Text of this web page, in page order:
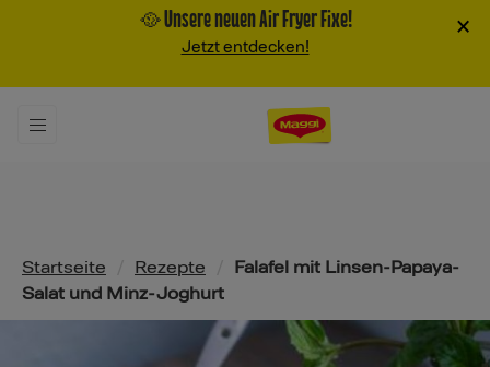
🥘 Unsere neuen Air Fryer Fixe!
Jetzt entdecken!
×
Pfadnavigation
Startseite Rezepte
Falafel mit Linsen-Papaya-
Salat und Minz-Joghurt